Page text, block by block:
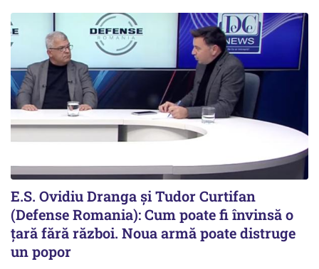
E.S. Ovidiu Dranga și Tudor Curtifan
(Defense Romania): Cum poate fi învinsă o
țară fără război. Noua armă poate distruge
un popor